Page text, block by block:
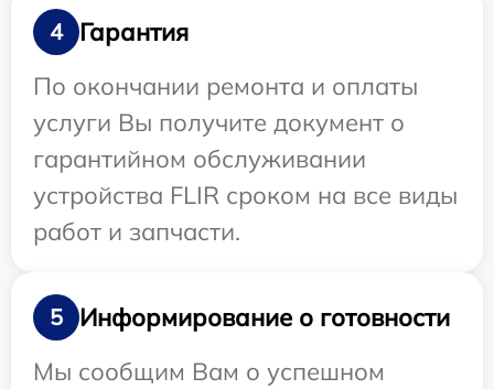
4
Гарантия
По окончании ремонта и оплаты
услуги Вы получите документ о
гарантийном обслуживании
устройства FLIR сроком на все виды
работ и запчасти.
5
Информирование о готовности
Мы сообщим Вам о успешном